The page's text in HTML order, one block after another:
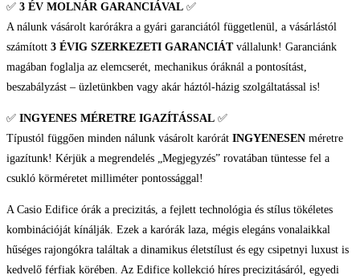
✅ 3 ÉV MOLNÁR GARANCIÁVAL ✅
A nálunk vásárolt karórákra a gyári garanciától függetlenül, a vásárlástól
számított 3 ÉVIG SZERKEZETI GARANCIÁTvállalunk! Garanciánk
magában foglalja az elemcserét, mechanikus óráknál a pontosítást,
beszabályzást – üzletünkben vagy akár háztól-házig szolgáltatással is!
✅ INGYENES MÉRETRE IGAZÍTÁSSAL ✅
Típustól függően minden nálunk vásárolt karórát INGYENESEN méretre
igazítunk! Kérjük a megrendelés „Megjegyzés” rovatában tüntesse fel a
csukló körméretet milliméter pontossággal!
A Casio Edifice órák a precizitás, a fejlett technológia és stílus tökéletes
kombinációját kínálják. Ezek a karórák laza, mégis elegáns vonalaikkal
hűséges rajongókra találtak a dinamikus életstílust és egy csipetnyi luxust is
kedvelő férfiak körében. Az Edifice kollekció híres precizitásáról, egyedi